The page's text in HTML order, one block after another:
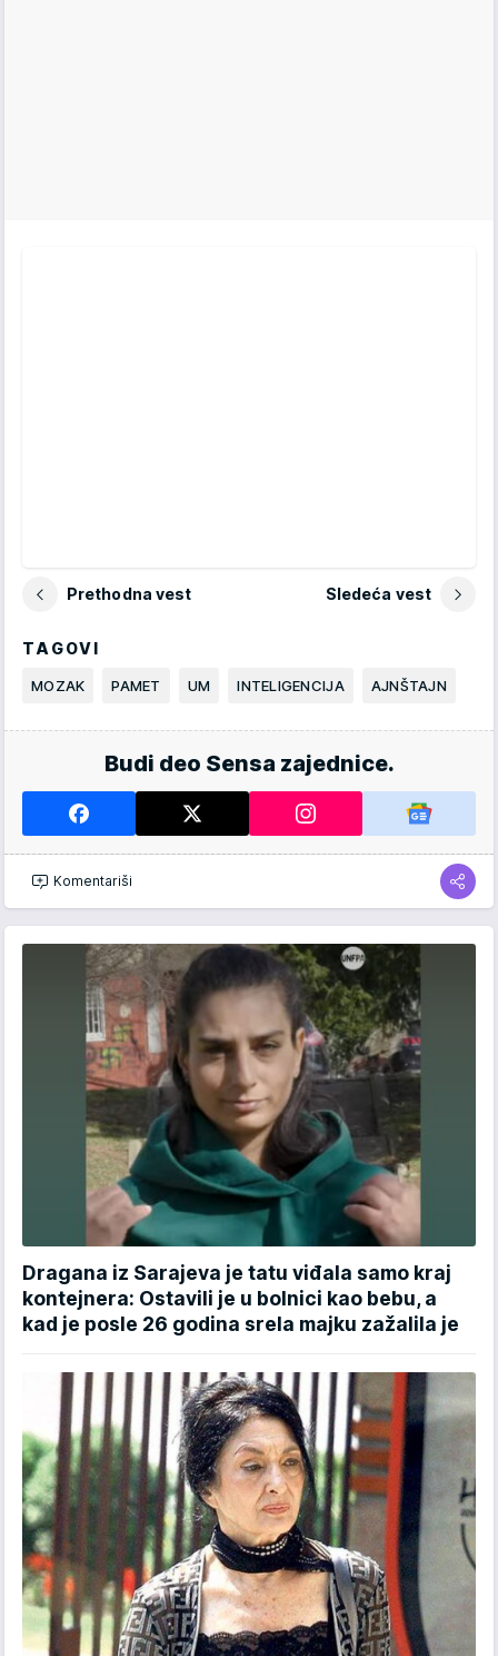
Prethodna vest Sledeća vest
TAGOVI
MOZAK PAMET UM INTELIGENCIJA AJNŠTAJN
Budi deo Sensa zajednice.
Komentariši
Dragana iz Sarajeva je tatu viđala samo kraj
kontejnera: Ostavili je u bolnici kao bebu, a
kad je posle 26 godina srela majku zažalila je